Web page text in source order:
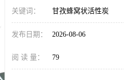
关键词： 甘孜蜂窝状活性炭
发布日期： 2026-08-06
阅 读 量： 79